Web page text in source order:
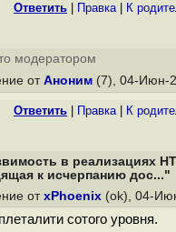
Ответить Правка| К
модератором
от Аноним (7), 04-Июн-
Ответить Правка| К
в реализациях
к исчерпанию дос..."
от xPhoenix (ok), 04-
сотого уровня.